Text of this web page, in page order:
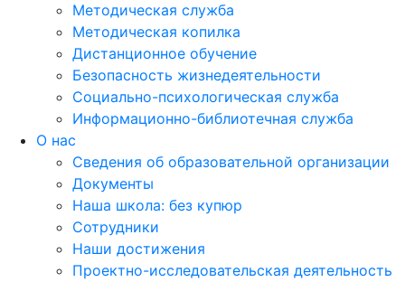
Методическая служба
Методическая копилка
Дистанционное обучение
Безопасность жизнедеятельности
Социально-психологическая служба
Информационно-библиотечная служба
О нас
Сведения об образовательной организации
Документы
Наша школа: без купюр
Сотрудники
Наши достижения
Проектно-исследовательская деятельность